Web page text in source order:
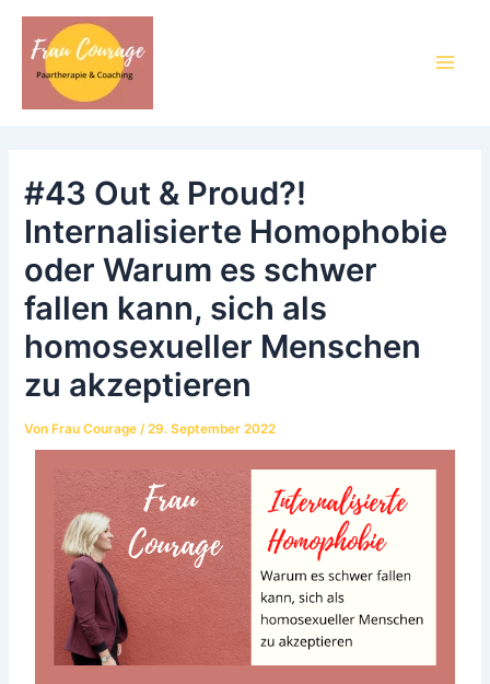
Zum
Inhalt
springen
#43 Out & Proud?!
Internalisierte Homophobie
oder Warum es schwer
fallen kann, sich als
homosexueller Menschen
zu akzeptieren
Von Frau Courage/29. September 2022
Post
navigation